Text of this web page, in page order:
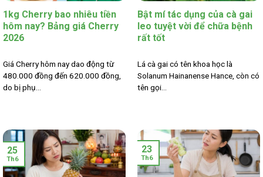
1kg Cherry bao nhiêu tiền
hôm nay? Bảng giá Cherry
2026
Giá Cherry hôm nay dao động từ
480.000 đồng đến 620.000 đồng,
do bị phụ...
Bật mí tác dụng của cà gai
leo tuyệt vời để chữa bệnh
rất tốt
Lá cà gai có tên khoa học là
Solanum Hainanense Hance, còn có
tên gọi...
25
Th6
23
Th6